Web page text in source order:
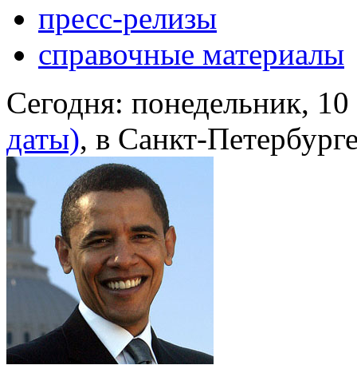
пресс-релизы
справочные материалы
Сегодня: понедельник,
даты), в Санкт-